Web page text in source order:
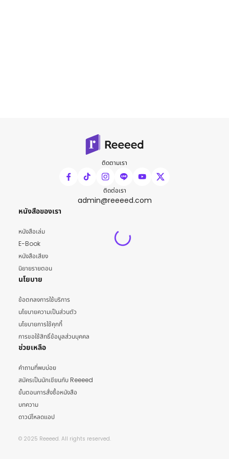
ติดตามเรา
ติดต่อเรา
admin@reeeed.com
หนังสือของเรา
หนังสือเล่ม
E-Book
หนังสือเสียง
นิยายรายตอน
นโยบาย
ข้อตกลงการใช้บริการ
นโยบายความเป็นส่วนตัว
นโยบายการใช้คุกกี้
การขอใช้สิทธิ์ข้อมูลส่วนบุคคล
ช่วยเหลือ
คำถามที่พบบ่อย
สมัครเป็นนักเขียนกับ Reeeed
ขั้นตอนการสั่งซื้อหนังสือ
บทความ
ดาวน์โหลดแอป
© 2025 Reeeed. All rights reserved.